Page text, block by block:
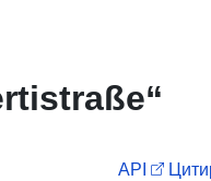
API